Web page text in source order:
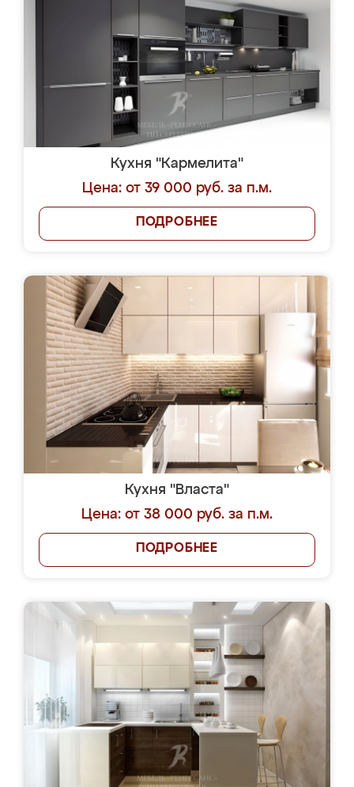
Кухня "Кармелита"
Цена: от 39 000 руб. за п.м.
ПОДРОБНЕЕ
Кухня "Власта"
Цена: от 38 000 руб. за п.м.
ПОДРОБНЕЕ